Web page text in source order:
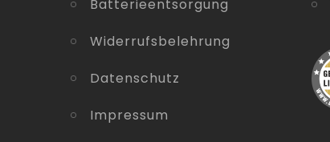
Batterieentsorgung
Widerrufsbelehrung
Datenschutz
Impressum